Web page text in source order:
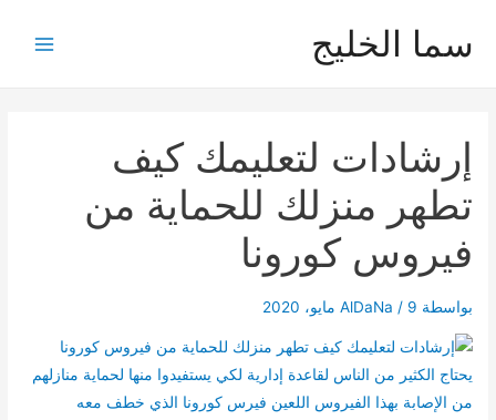
سما الخليج
إرشادات لتعليمك كيف
تطهر منزلك للحماية من
فيروس كورونا
بواسطة AlDaNa / 9 مايو، 2020